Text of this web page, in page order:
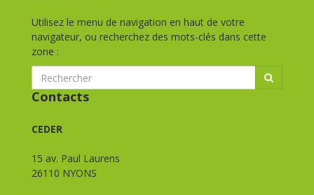
Utilisez le menu de navigation en haut de votre
navigateur, ou recherchez des mots-clés dans cette
zone :
Contacts
CEDER
15 av. Paul Laurens
26110 NYONS